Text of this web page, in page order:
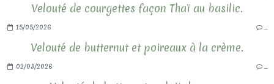
Velouté de courgettes façon Thaï au basilic.
15/05/2026
Velouté de butternut et poireaux à la crème.
02/03/2026